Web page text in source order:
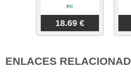
PC
18.69 €
ENLACES